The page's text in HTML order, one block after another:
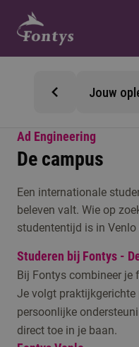
Jouw
Ad Engineering
De campus
Een internationale
beleven valt. Wie op
studententijd is in
Studeren bij Fontys -
Bij Fontys combineer je
Je volgt
persoonlijke
direct toe in je baan.